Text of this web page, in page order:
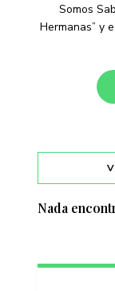
Somos
Hermanas” y
Nada